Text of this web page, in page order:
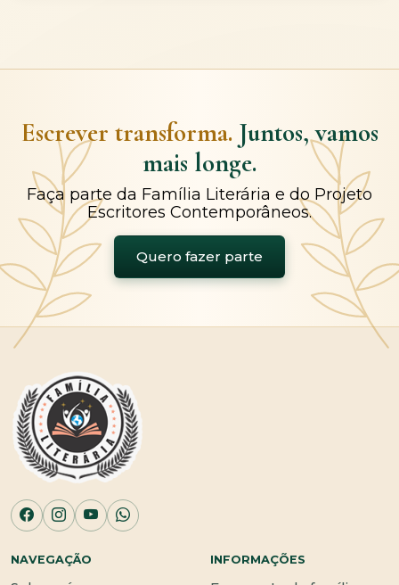
Escrever transforma. Juntos, vamos
mais longe.
Faça parte da Família Literária e do Projeto
Escritores Contemporâneos.
Quero fazer parte
NAVEGAÇÃO INFORMAÇÕES